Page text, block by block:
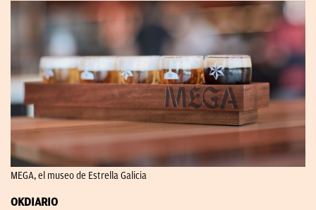
MEGA, el museo de Estrella Galicia
OKDIARIO